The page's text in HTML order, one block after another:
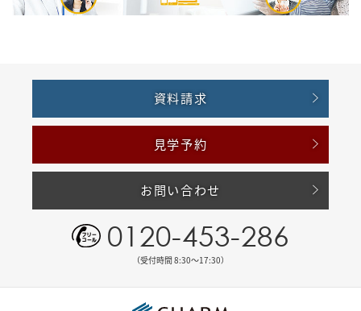
資料請求
見学予約
お問い合わせ
0120-453-286
（受付時間 8:30〜17:30）